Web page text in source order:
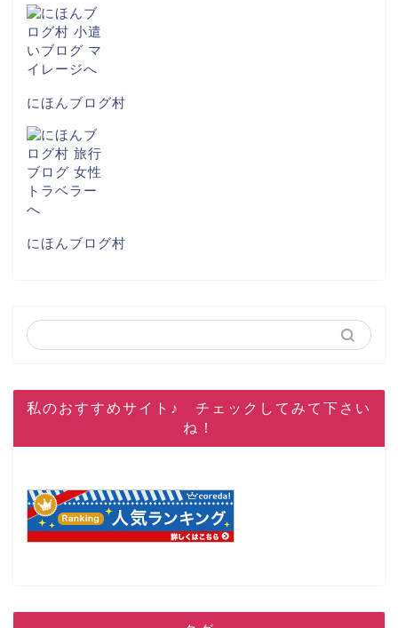
にほんブログ村
にほんブログ村
私のおすすめサイト♪ チェックしてみて下さい
ね！